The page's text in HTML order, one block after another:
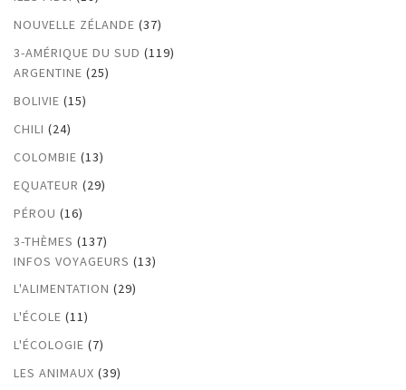
NOUVELLE ZÉLANDE (37)
3-AMÉRIQUE DU SUD (119)
ARGENTINE (25)
BOLIVIE (15)
CHILI (24)
COLOMBIE (13)
EQUATEUR (29)
PÉROU (16)
3-THÈMES (137)
INFOS VOYAGEURS (13)
L'ALIMENTATION (29)
L'ÉCOLE (11)
L'ÉCOLOGIE (7)
LES ANIMAUX (39)